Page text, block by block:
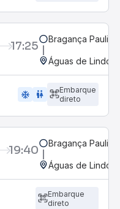
17:25 Bragança
Águas de
ac_unit wc
Embarque
direto
19:40 Bragança
Águas de
Embarque
direto